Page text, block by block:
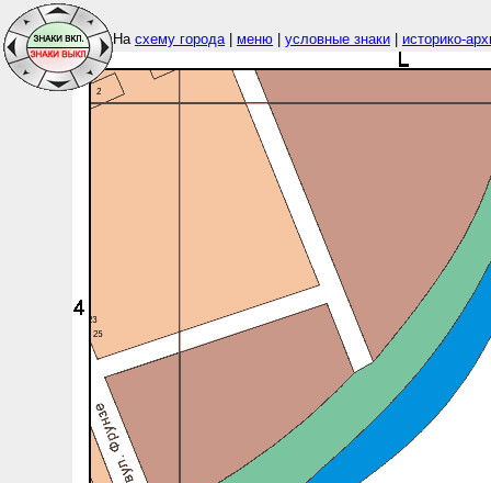
На схему города| меню условные знаки историко-